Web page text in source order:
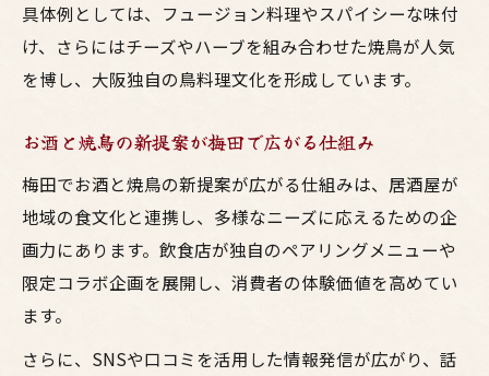
具体例としては、フュージョン料理やスパイシーな味付
け、さらにはチーズやハーブを組み合わせた焼鳥が人気
を博し、大阪独自の鳥料理文化を形成しています。
お酒と焼鳥の新提案が梅田で広がる仕組み
梅田でお酒と焼鳥の新提案が広がる仕組みは、居酒屋が
地域の食文化と連携し、多様なニーズに応えるための企
画力にあります。飲食店が独自のペアリングメニューや
限定コラボ企画を展開し、消費者の体験価値を高めてい
ます。
さらに、SNSや口コミを活用した情報発信が広がり、話